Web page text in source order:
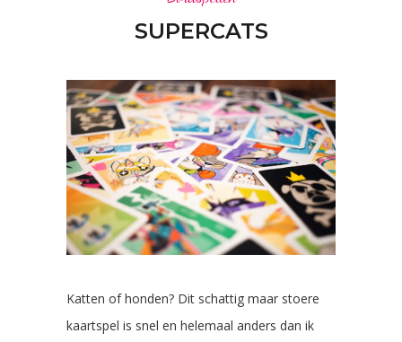
SUPERCATS
Katten of honden? Dit schattig maar stoere
kaartspel is snel en helemaal anders dan ik